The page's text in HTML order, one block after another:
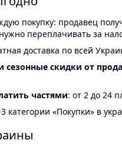
покупку: продавец
переплачивать за
доставка по всей
сезонные скидки от
частями: от 2 до 24
категории «Покупки» в